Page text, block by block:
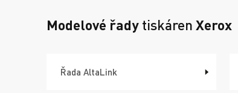
Modelové řadytiskáren Xerox
Řada AltaLink